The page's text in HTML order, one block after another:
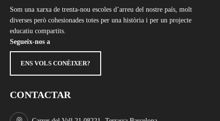
Som una xarxa de trenta-nou escoles d’arreu del nostre país, molt
diverses però cohesionades totes per una història i per un projecte
educatiu compartits.
Segueix-nos a
ENS VOLS CONÈIXER?
CONTACTAR